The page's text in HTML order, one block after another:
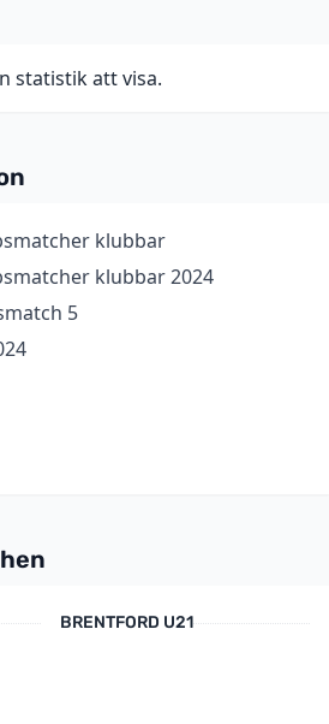
statistik att visa.
klubbar
klubbar 2024
5
BRENTFORD U21